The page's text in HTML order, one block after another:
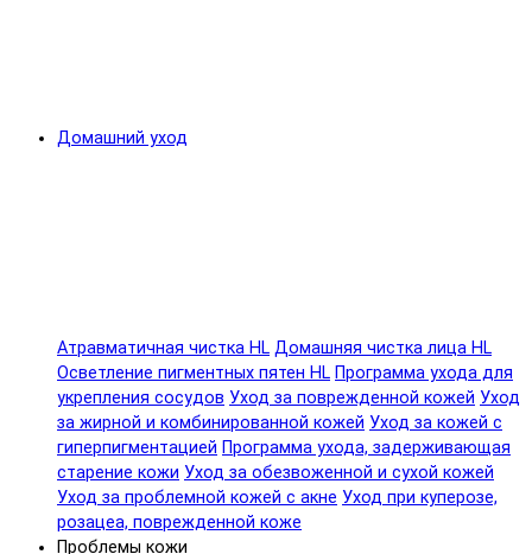
Домашний уход
Атравматичная чистка HL Домашняя чистка лица HL
Осветление пигментных пятен HL Программа ухода для
укрепления сосудов Уход за поврежденной кожей Уход
за жирной и комбинированной кожей Уход за кожей с
гиперпигментацией Программа ухода, задерживающая
старение кожи Уход за обезвоженной и сухой кожей
Уход за проблемной кожей с акне Уход при куперозе,
розацеа, поврежденной коже
Проблемы кожи